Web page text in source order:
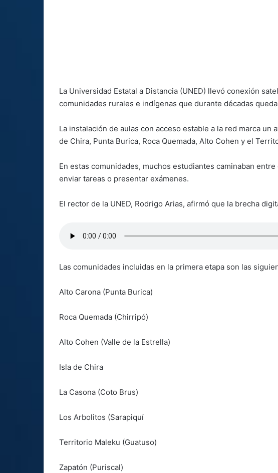
La Universidad Estatal a Distancia (UNED) llevó conexión
comunidades rurales e indígenas que durante décadas
La instalación de aulas con acceso estable a la red marca
de Chira, Punta Burica, Roca Quemada, Alto Cohen y el
En estas comunidades, muchos estudiantes caminaban
enviar tareas o presentar exámenes.
El rector de la UNED, Rodrigo Arias, afirmó que la brecha
Las comunidades incluidas en la primera etapa son las
Alto Carona (Punta Burica)
Roca Quemada (Chirripó)
Alto Cohen (Valle de la Estrella)
Isla de Chira
La Casona (Coto Brus)
Los Arbolitos (Sarapiquí
Territorio Maleku (Guatuso)
Zapatón (Puriscal)